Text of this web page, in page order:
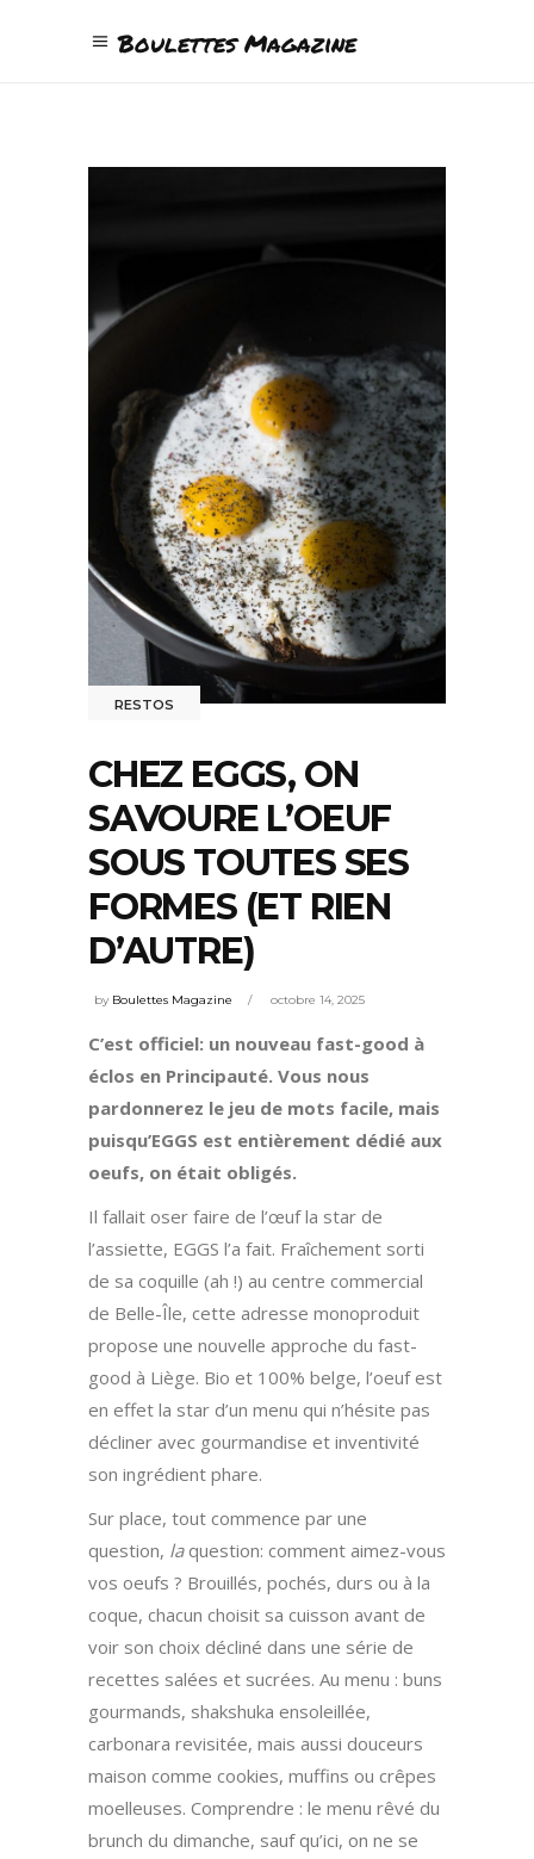
Boulettes Magazine
RESTOS
CHEZ EGGS, ON
SAVOURE L’OEUF
SOUS TOUTES SES
FORMES (ET RIEN
D’AUTRE)
by Boulettes Magazine octobre 14, 2025
C’est officiel: un nouveau fast-good à
éclos en Principauté. Vous nous
pardonnerez le jeu de mots facile, mais
puisqu’EGGS est entièrement dédié aux
oeufs, on était obligés.
Il fallait oser faire de l’œuf la star de
l’assiette, EGGS l’a fait. Fraîchement sorti
de sa coquille (ah !) au centre commercial
de Belle-Île, cette adresse monoproduit
propose une nouvelle approche du fast-
good à Liège. Bio et 100% belge, l’oeuf est
en effet la star d’un menu qui n’hésite pas
décliner avec gourmandise et inventivité
son ingrédient phare.
Sur place, tout commence par une
question, laquestion: comment aimez-vous
vos oeufs ? Brouillés, pochés, durs ou à la
coque, chacun choisit sa cuisson avant de
voir son choix décliné dans une série de
recettes salées et sucrées. Au menu : buns
gourmands, shakshuka ensoleillée,
carbonara revisitée, mais aussi douceurs
maison comme cookies, muffins ou crêpes
moelleuses. Comprendre : le menu rêvé du
brunch du dimanche, sauf qu’ici, on ne se